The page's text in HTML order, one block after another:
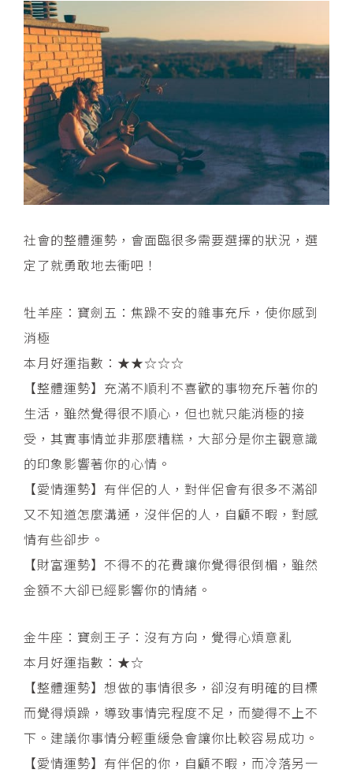
社會的整體運勢，會面臨很多需要選擇的狀況，選
定了就勇敢地去衝吧！
牡羊座：寶劍五：焦躁不安的雜事充斥，使你感到
消極
本月好運指數：★★☆☆☆
【整體運勢】充滿不順利不喜歡的事物充斥著你的
生活，雖然覺得很不順心，但也就只能消極的接
受，其實事情並非那麼糟糕，大部分是你主觀意識
的印象影響著你的心情。
【愛情運勢】有伴侶的人，對伴侶會有很多不滿卻
又不知道怎麼溝通，沒伴侶的人，自顧不暇，對感
情有些卻步。
【財富運勢】不得不的花費讓你覺得很倒楣，雖然
金額不大卻已經影響你的情緒。
金牛座：寶劍王子：沒有方向，覺得心煩意亂
本月好運指數：★☆
【整體運勢】想做的事情很多，卻沒有明確的目標
而覺得煩躁，導致事情完程度不足，而變得不上不
下。建議你事情分輕重緩急會讓你比較容易成功。
【愛情運勢】有伴侶的你，自顧不暇，而冷落另一